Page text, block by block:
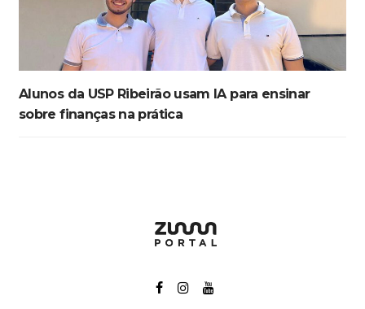
Alunos da USP Ribeirão usam IA para ensinar
sobre finanças na prática